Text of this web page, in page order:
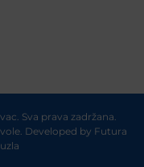
Sva prava zadržana.
Developed by Futura